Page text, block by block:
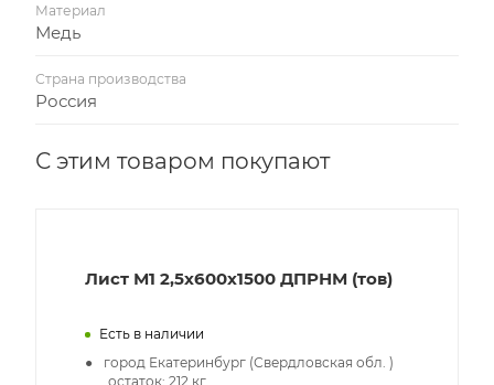
Материал
Медь
Страна производства
Россия
С этим товаром покупают
Лист М1 2,5х600х1500 ДПРНМ (тов)
Есть в наличии
город Екатеринбург (Свердловская обл. )
остаток: 212 кг